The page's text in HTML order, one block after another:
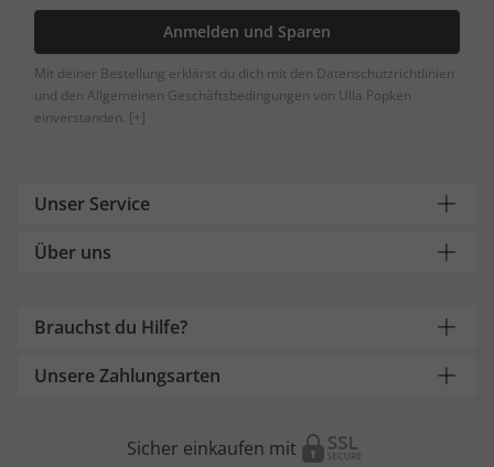
Anmelden und Sparen
Mit deiner Bestellung erklärst du dich mit den Datenschutzrichtlinien
und den Allgemeinen Geschäftsbedingungen von Ulla Popken
einverstanden. [+]
Unser Service
Über uns
Brauchst du Hilfe?
Unsere Zahlungsarten
Sicher einkaufen mit